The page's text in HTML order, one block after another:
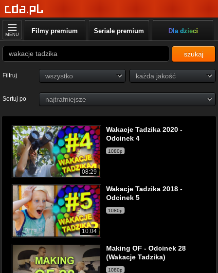
MENU Filmy premium Seriale premium Dla dzieci
szukaj
Filtruj
Sortuj po
08:29
Wakacje Tadzika 2020 -
Odcinek 4
1080p
10:04
Wakacje Tadzika 2018 -
Odcinek 5
1080p
Making OF - Odcinek 28
(Wakacje Tadzika)
1080p